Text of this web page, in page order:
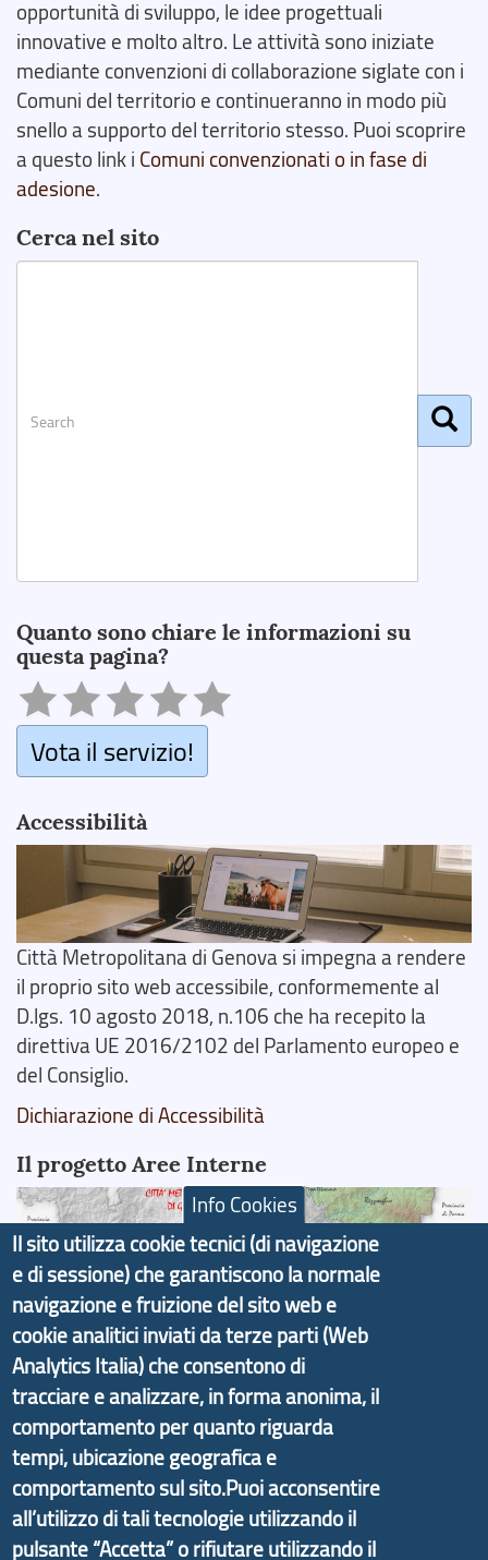
opportunità di sviluppo, le idee progettuali
innovative e molto altro. Le attività sono iniziate
mediante convenzioni di collaborazione siglate con i
Comuni del territorio e continueranno in modo più
snello a supporto del territorio stesso. Puoi scoprire
a questo link i Comuni convenzionati o in fase di
adesione.
Cerca nel sito
Quanto sono chiare le informazioni su
questa pagina?
Vota il servizio!
Accessibilità
Città Metropolitana di Genova si impegna a rendere
il proprio sito web accessibile, conformemente al
D.lgs. 10 agosto 2018, n.106 che ha recepito la
direttiva UE 2016/2102 del Parlamento europeo e
del Consiglio.
Dichiarazione di Accessibilità
Il progetto Aree Interne
Il portale di marketing territoriale e sviluppo locale
di Genova Città Metropolitana si è sviluppato a
partire dal progetto nazionale Aree Interne
promosso dal Dipartimento per lo Sviluppo
Economico e finalizzato al rilancio socio-economico
delle valli dell’entroterra. In particolare fornisce
informazioni ed aggiornamenti sulla
Strategia
d'Area Antola-Tigullio, in collaborazione con Regione
Liguria ed ANCI Liguria.
Info Cookies
Il sito utilizza cookie tecnici (di navigazione
e di sessione) che garantiscono la normale
navigazione e fruizione del sito web e
cookie analitici inviati da terze parti (Web
Analytics Italia) che consentono di
tracciare e analizzare, in forma anonima, il
comportamento per quanto riguarda
tempi, ubicazione geografica e
comportamento sul sito.Puoi acconsentire
all’utilizzo di tali tecnologie utilizzando il
pulsante “Accetta” o rifiutare utilizzando il